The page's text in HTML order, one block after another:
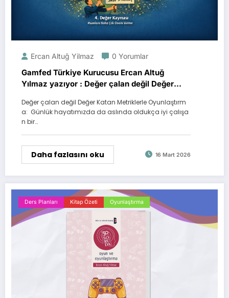
Ercan Altuğ Yilmaz 0 Yorumlar
Gamfed Türkiye Kurucusu Ercan Altuğ
Yılmaz yazıyor : Değer çalan değil Değer
mü?
Değer çalan değil Değer Katan Metriklerle Oyunlaştırm
a: Günlük hayatımızda da aslında oldukça iyi çalışa
n bir…
Daha fazlasını oku 16 Mart 2026
Ders Planları Kitap Özeti Oyunlaştırma